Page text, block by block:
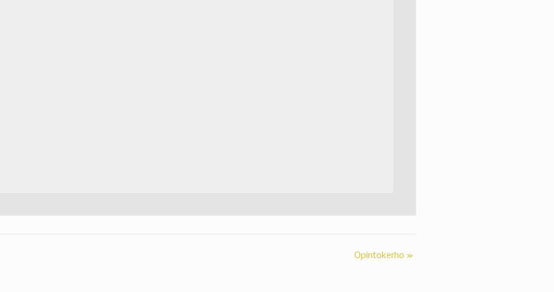
Opintokerho »